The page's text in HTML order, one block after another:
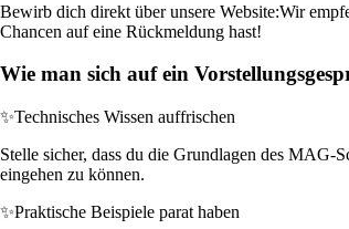
Bewirb dich direkt über unsere Website:Wir
Chancen auf eine Rückmeldung hast!
Wie man sich auf ein
✨Technisches Wissen auffrischen
Stelle sicher, dass du die Grundlagen des
eingehen zu können.
✨Praktische Beispiele parat haben